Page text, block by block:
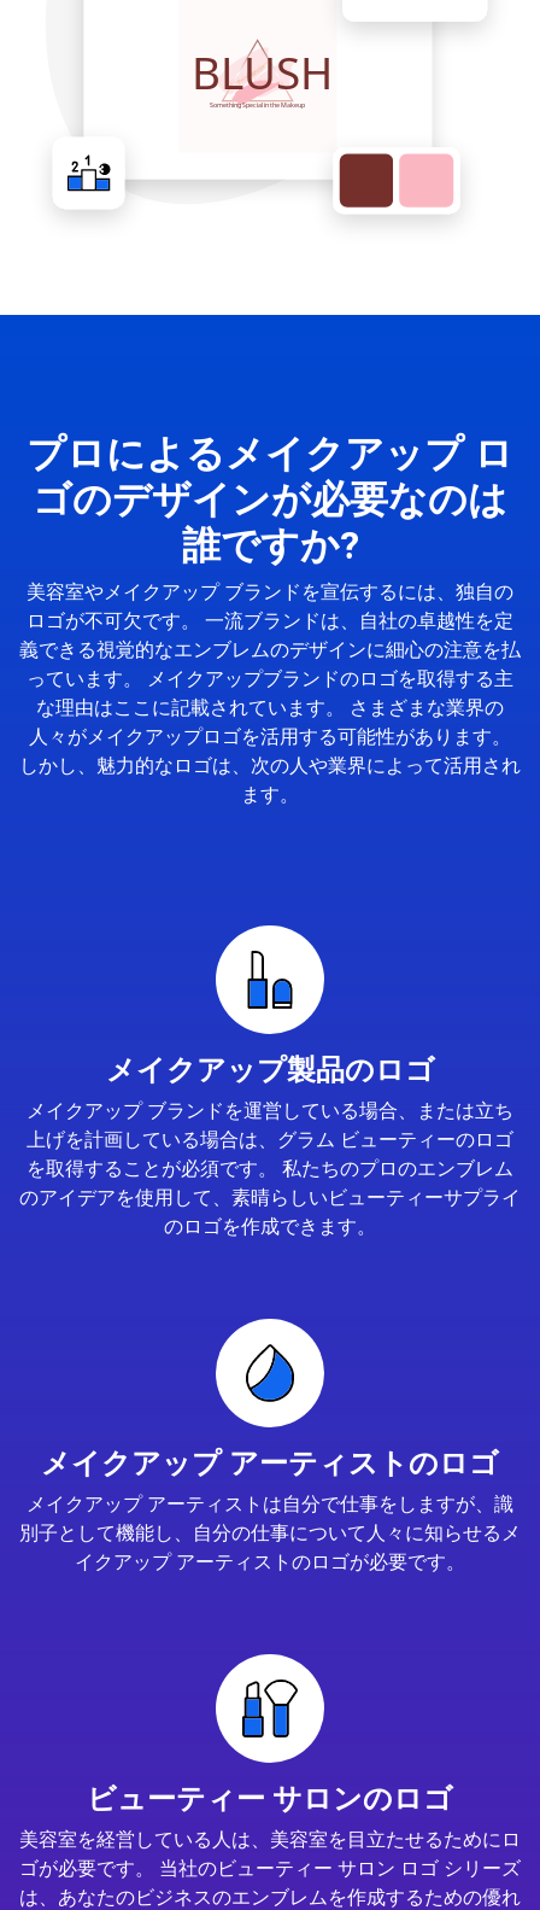
プロによるメイクアップ ロ
ゴのデザインが必要なのは
誰ですか?
美容室やメイクアップ ブランドを宣伝するには、独自の
ロゴが不可欠です。 一流ブランドは、自社の卓越性を定
義できる視覚的なエンブレムのデザインに細心の注意を払
っています。 メイクアップブランドのロゴを取得する主
な理由はここに記載されています。 さまざまな業界の
人々がメイクアップロゴを活用する可能性があります。
しかし、魅力的なロゴは、次の人や業界によって活用され
ます。
メイクアップ製品のロゴ
メイクアップ ブランドを運営している場合、または立ち
上げを計画している場合は、グラム ビューティーのロゴ
を取得することが必須です。 私たちのプロのエンブレム
のアイデアを使用して、素晴らしいビューティーサプライ
のロゴを作成できます。
メイクアップ アーティストのロゴ
メイクアップ アーティストは自分で仕事をしますが、識
別子として機能し、自分の仕事について人々に知らせるメ
イクアップ アーティストのロゴが必要です。
ビューティー サロンのロゴ
美容室を経営している人は、美容室を目立たせるためにロ
ゴが必要です。 当社のビューティー サロン ロゴ シリーズ
は、あなたのビジネスのエンブレムを作成するための優れ